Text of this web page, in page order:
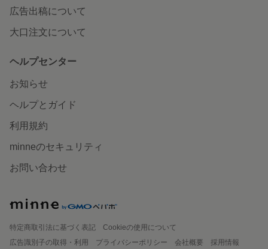
広告出稿について
大口注文について
ヘルプセンター
お知らせ
ヘルプとガイド
利用規約
minneのセキュリティ
お問い合わせ
特定商取引法に基づく表記
Cookieの使用について
広告識別子の取得・利用
プライバシーポリシー 会社概要
採用情報